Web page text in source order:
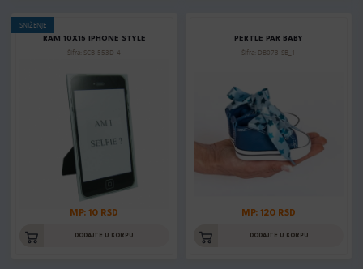
SNIŽENJE
RAM 10X15 IPHONE STYLE
Šifra: SCB-553D-4
MP: 10 RSD
DODAJTE U KORPU
PERTLE PAR BABY
Šifra: DB073-SB_1
MP: 120 RSD
DODAJTE U KORPU